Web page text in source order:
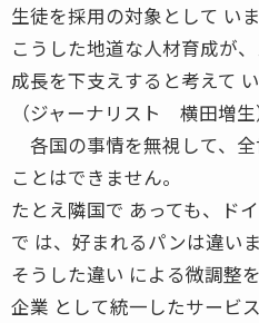
生徒を採用の対象として いま
こうした地道な人材育成が
成長を下支えすると考えて い
（ジャーナリスト 横田増生
各国の事情を無視して、
ことはできません。
たとえ隣国で あっても、ド
で は、好まれるパンは違いま
そうした違い による微調整
企業 として統一したサービ